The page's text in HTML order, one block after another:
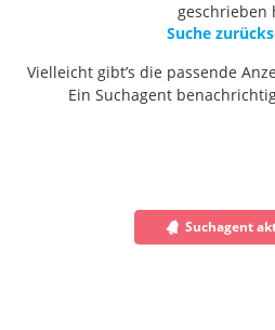
geschrieben
Suche
Vielleicht gibt’s die passende
Ein Suchagent
Suchagent